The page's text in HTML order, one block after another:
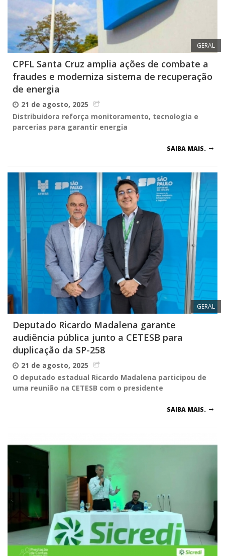
GERAL
CPFL Santa Cruz amplia ações de combate a
fraudes e moderniza sistema de recuperação
de energia
21 de agosto, 2025
Distribuidora reforça monitoramento, tecnologia e
parcerias para garantir energia
SAIBA MAIS.
GERAL
Deputado Ricardo Madalena garante
audiência pública junto a CETESB para
duplicação da SP-258
21 de agosto, 2025
O deputado estadual Ricardo Madalena participou de
uma reunião na CETESB com o presidente
SAIBA MAIS.